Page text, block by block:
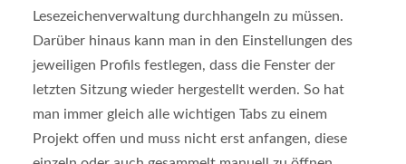
Lesezeichenverwaltung durchhangeln zu müssen.
Darüber hinaus kann man in den Einstellungen des
jeweiligen Profils festlegen, dass die Fenster der
letzten Sitzung wieder hergestellt werden. So hat
man immer gleich alle wichtigen Tabs zu einem
Projekt offen und muss nicht erst anfangen, diese